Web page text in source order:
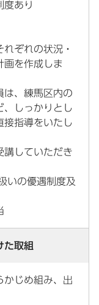
度あり
ぞれの状況・
画を作成しま
、練馬区内の
、しっかりとし
接指導をいたし
講していただき
いの優遇制度及
た取組
かじめ組み、出